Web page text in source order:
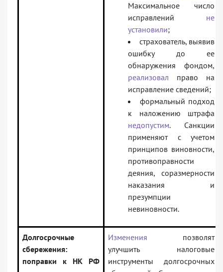
Максимальное число
исправлений не
установили;
страхователь, выявив
ошибку до ее
обнаружения фондом,
реализовал право на
исправление сведений;
формальный подход
к наложению штрафа
недопустим. Санкции
применяют с учетом
принципов виновности,
противоправности
деяния, соразмерности
наказания и
презумпции
невиновности.
Долгосрочные
сбережения:
поправки к НК РФ
Изменения позволят
улучшить налоговые
инструменты долгосрочных